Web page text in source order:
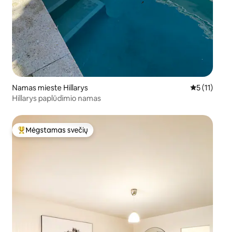
Namas mieste Hillarys Vidutinis
5 (11)
Hillarys paplūdimio namas
Svečių mėgstamiausias
Mėgstamas svečių